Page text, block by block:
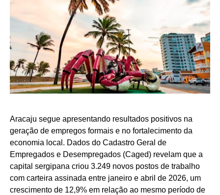
Aracaju segue apresentando resultados positivos na
geração de empregos formais e no fortalecimento da
economia local. Dados do Cadastro Geral de
Empregados e Desempregados (Caged) revelam que a
capital sergipana criou 3.249 novos postos de trabalho
com carteira assinada entre janeiro e abril de 2026, um
crescimento de 12,9% em relação ao mesmo período de